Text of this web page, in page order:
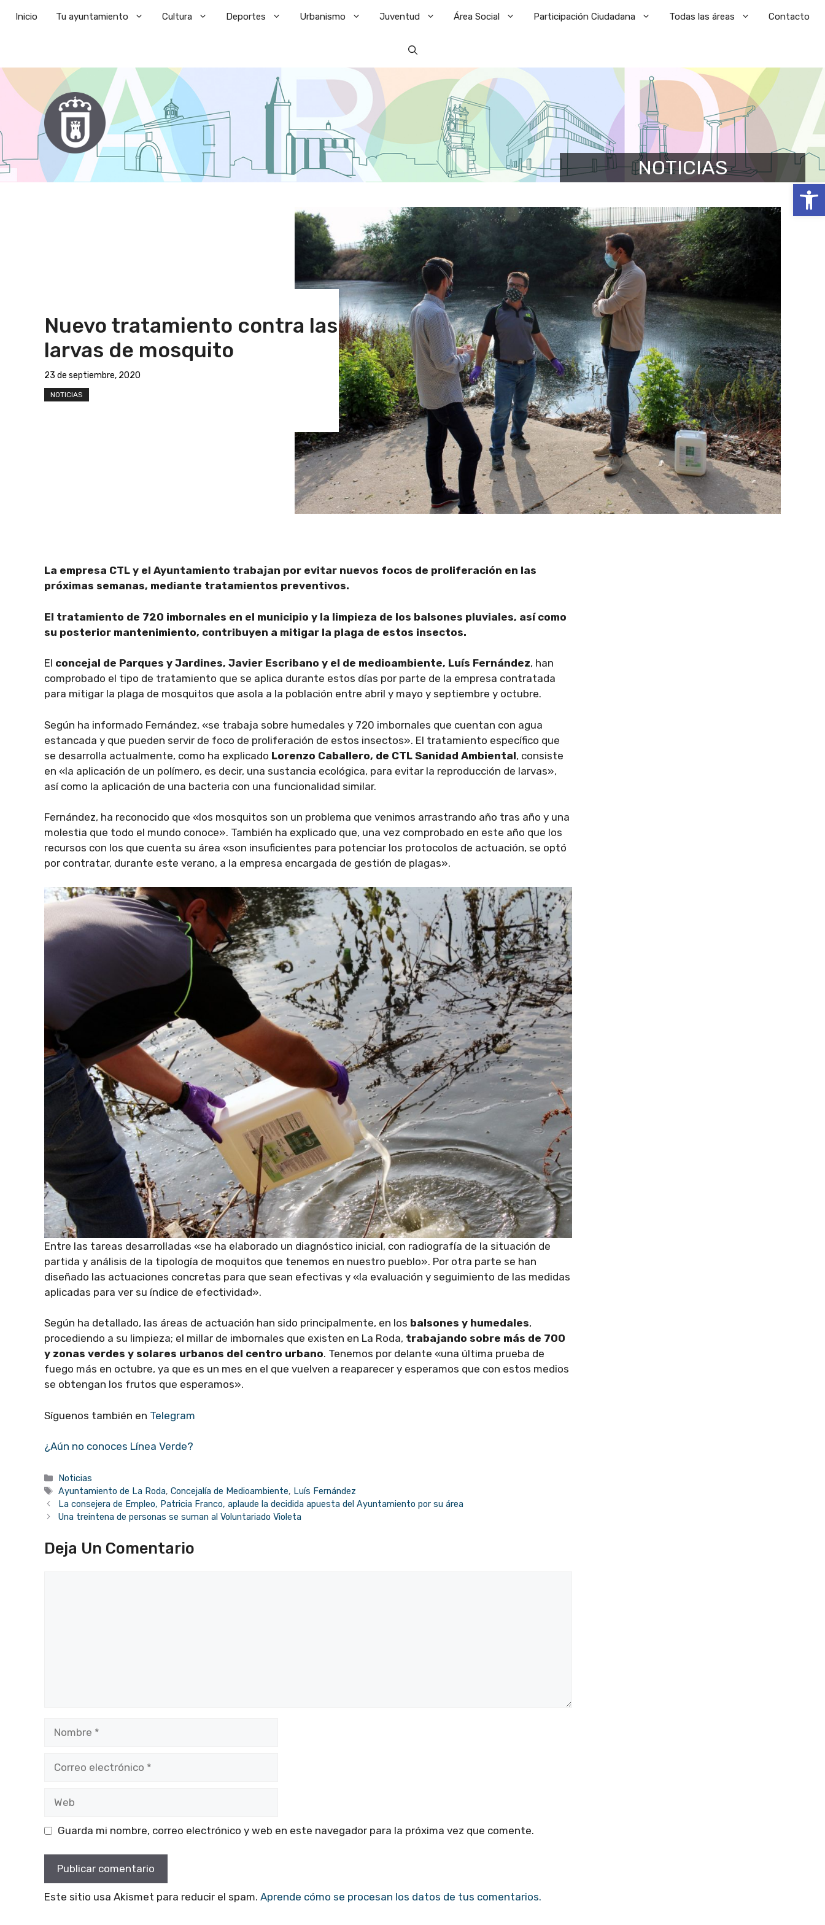
Abrir
Inicio Tu ayuntamiento Cultura Deportes Urbanismo Juventud Área Social Participación Ciudadana Todas las áreas Contacto
NOTICIAS
Nuevo tratamiento contra las
larvas de mosquito
23 de septiembre, 2020
NOTICIAS
La empresa CTL y el Ayuntamiento trabajan por evitar nuevos focos de proliferación en las
próximas semanas, mediante tratamientos preventivos.
El tratamiento de 720 imbornales en el municipio y la limpieza de los balsones pluviales, así como
su posterior mantenimiento, contribuyen a mitigar la plaga de estos insectos.
El concejal de Parques y Jardines, Javier Escribano y el de medioambiente, Luís Fernández, han
comprobado el tipo de tratamiento que se aplica durante estos días por parte de la empresa contratada
para mitigar la plaga de mosquitos que asola a la población entre abril y mayo y septiembre y octubre.
Según ha informado Fernández, «se trabaja sobre humedales y 720 imbornales que cuentan con agua
estancada y que pueden servir de foco de proliferación de estos insectos». El tratamiento específico que
se desarrolla actualmente, como ha explicado Lorenzo Caballero, de CTL Sanidad Ambiental, consiste
en «la aplicación de un polímero, es decir, una sustancia ecológica, para evitar la reproducción de larvas»,
así como la aplicación de una bacteria con una funcionalidad similar.
Fernández, ha reconocido que «los mosquitos son un problema que venimos arrastrando año tras año y una
molestia que todo el mundo conoce». También ha explicado que, una vez comprobado en este año que los
recursos con los que cuenta su área «son insuficientes para potenciar los protocolos de actuación, se optó
por contratar, durante este verano, a la empresa encargada de gestión de plagas».
Entre las tareas desarrolladas «se ha elaborado un diagnóstico inicial, con radiografía de la situación de
partida y análisis de la tipología de moquitos que tenemos en nuestro pueblo». Por otra parte se han
diseñado las actuaciones concretas para que sean efectivas y «la evaluación y seguimiento de las medidas
aplicadas para ver su índice de efectividad».
Según ha detallado, las áreas de actuación han sido principalmente, en los balsones y humedales,
procediendo a su limpieza; el millar de imbornales que existen en La Roda, trabajando sobre más de 700
y zonas verdes y solares urbanos del centro urbano. Tenemos por delante «una última prueba de
fuego más en octubre, ya que es un mes en el que vuelven a reaparecer y esperamos que con estos medios
se obtengan los frutos que esperamos».
Síguenos también en Telegram
¿Aún no conoces Línea Verde?
Categorías
Noticias
Etiquetas
Ayuntamiento de La Roda,Concejalía de Medioambiente, Luís Fernández
La consejera de Empleo, Patricia Franco, aplaude la decidida apuesta del Ayuntamiento por su área
Una treintena de personas se suman al Voluntariado Violeta
Deja Un Comentario
Guarda mi nombre, correo electrónico y web en este navegador para la próxima vez que comente.
Este sitio usa Akismet para reducir el spam. Aprende cómo se procesan los datos de tus comentarios.